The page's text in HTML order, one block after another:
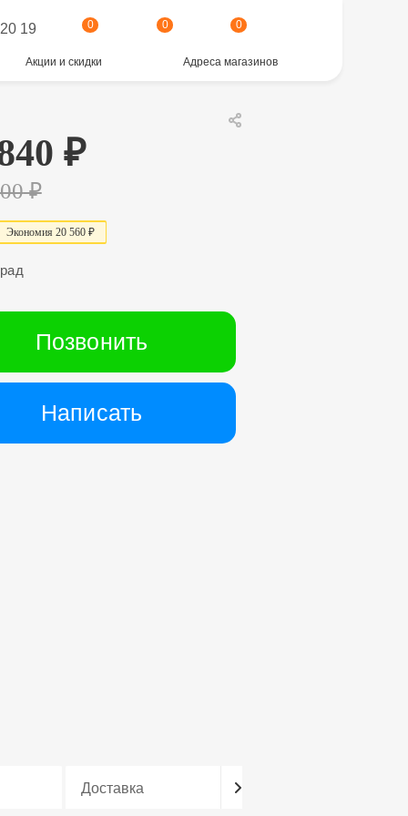
19 0 0 0
Акции и скидки Адреса магазинов
Доставка
₽
₽
Экономия 20560₽
Позвонить
Написать